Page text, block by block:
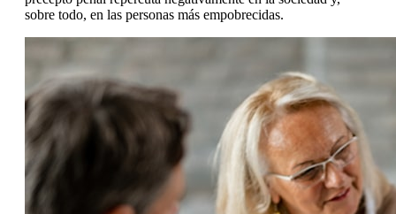
sobre todo, en las personas más empobrecidas.